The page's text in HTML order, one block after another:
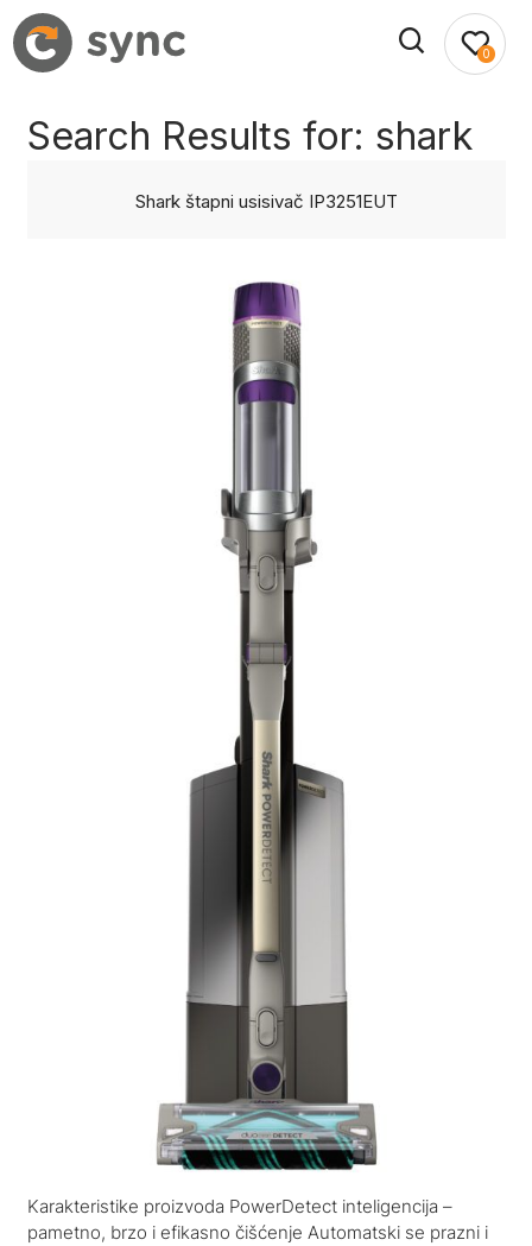
0
Search Results for: shark
Shark štapni usisivač IP3251EUT
Karakteristike proizvoda PowerDetect inteligencija –
pametno, brzo i efikasno čišćenje Automatski se prazni i